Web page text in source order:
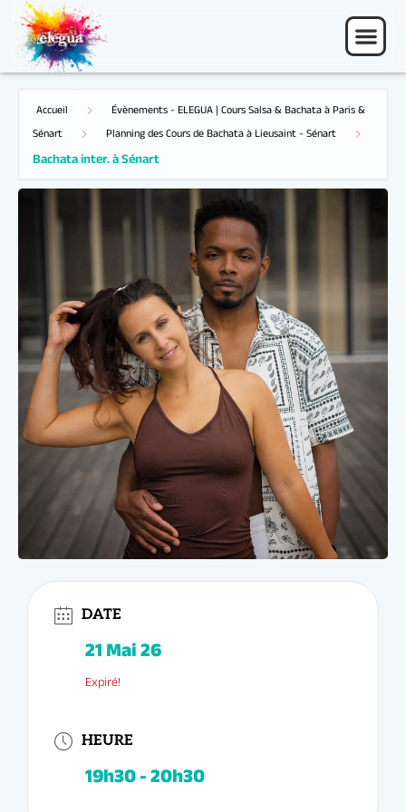
Accueil
Évènements - ELEGUA | Cours Salsa & Bachata à Paris &
Sénart
Planning des Cours de Bachata à Lieusaint - Sénart
Bachata inter. à Sénart
DATE
21 Mai 26
Expiré!
HEURE
19h30 - 20h30